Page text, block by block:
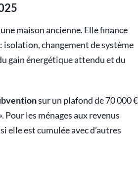
maison ancienne. Elle finance
changement de système
gain énergétique attendu et du
sur un plafond de 70 000 €
les ménages aux revenus
elle est cumulée avec d’autres